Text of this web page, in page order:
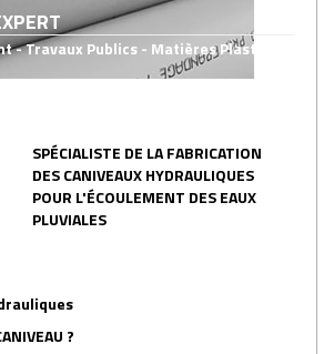
- Travaux Publics - Matières Plastiques
SPÉCIALISTE DE LA FABRICATION
DES CANIVEAUX HYDRAULIQUES
POUR L'ÉCOULEMENT DES EAUX
PLUVIALES
?